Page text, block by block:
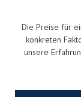
Die Preise für
konkreten
unsere